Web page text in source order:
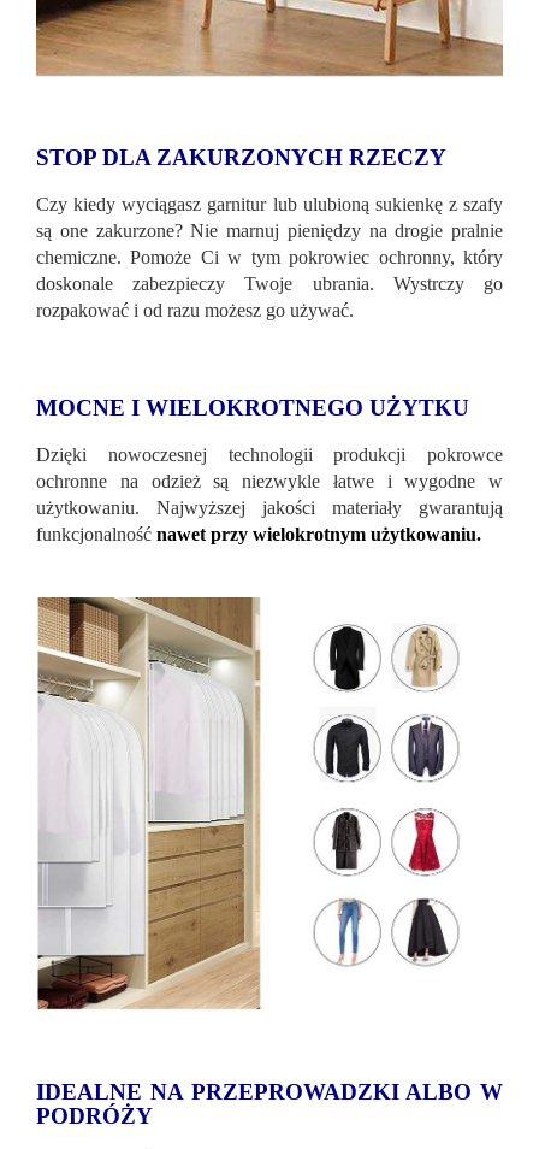
STOP DLA ZAKURZONYCH RZECZY
Czy kiedy wyciągasz garnitur lub ulubioną sukienkę z szafy
są one zakurzone? Nie marnuj pieniędzy na drogie pralnie
chemiczne. Pomoże Ci w tym pokrowiec ochronny, który
doskonale zabezpieczy Twoje ubrania. Wystrczy go
rozpakować i od razu możesz go używać.
MOCNE I WIELOKROTNEGO UŻYTKU
Dzięki nowoczesnej technologii produkcji pokrowce
ochronne na odzież są niezwykle łatwe i wygodne w
użytkowaniu. Najwyższej jakości materiały gwarantują
funkcjonalność nawet przy wielokrotnym użytkowaniu.
IDEALNE NA PRZEPROWADZKI ALBO W
PODRÓŻY